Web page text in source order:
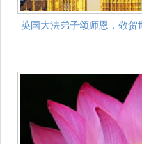
英国大法弟子颂师恩，敬贺